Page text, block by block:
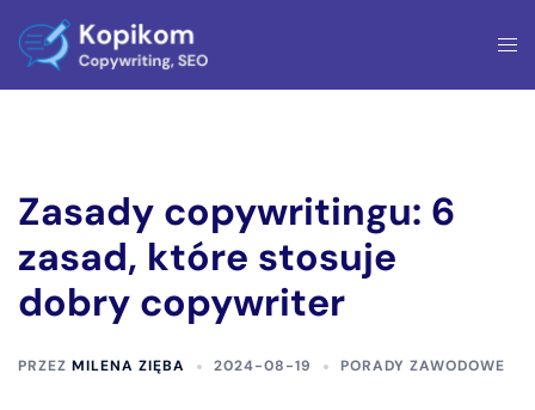
do
Zasady copywritingu: 6
zasad, które stosuje
dobry copywriter
PRZEZ MILENA ZIĘBA 2024-08-19 PORADY ZAWODOWE